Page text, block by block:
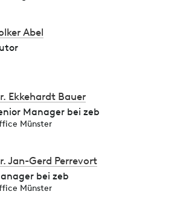
Abel
Ekkehardt Bauer
Manager bei zeb
Münster
Jan-Gerd Perrevort
bei zeb
Münster